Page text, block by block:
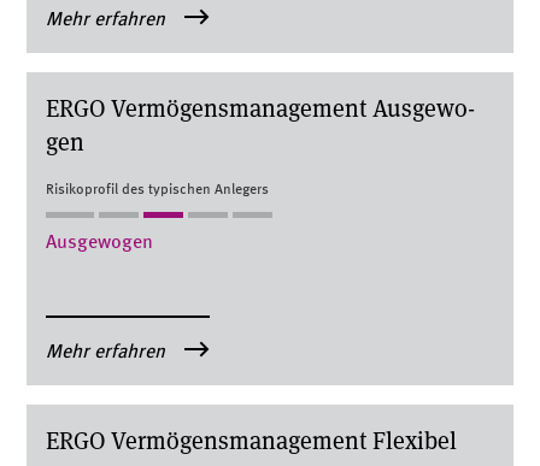
Mehr erfahren
ERGO Ver­mö­gens­ma­nage­ment Aus­ge­wo­
gen
Risikoprofil des typischen Anlegers
Ausgewogen
Mehr erfahren
ERGO Ver­mö­gens­ma­nage­ment Fle­xi­bel